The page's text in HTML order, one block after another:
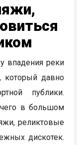
впадения реки
давно
публики.
в большом
реликтовые
дискотек.